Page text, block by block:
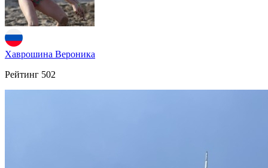
Хаврошина Вероника
Рейтинг 502